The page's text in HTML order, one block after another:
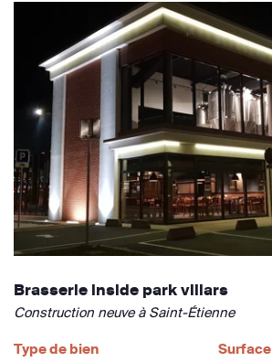
Brasserie inside park villars
Construction neuve à Saint-Étienne
Type de bien Surface